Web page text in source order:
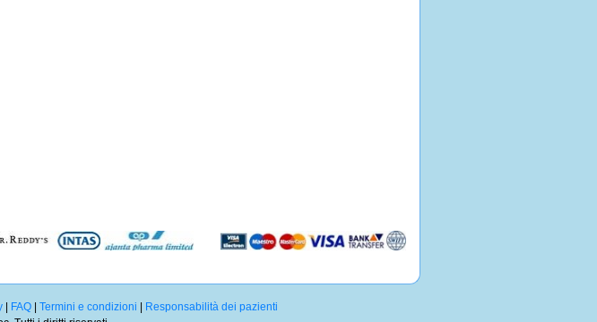
| FAQ| Termini e condizioni
Responsabilità dei pazienti